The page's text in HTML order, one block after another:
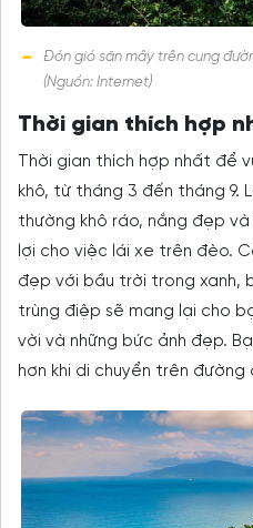
Đón gió săn mây trên cung
(Nguồn: Internet)
Thời gian thích hợp
Thời gian thích hợp nhất để
khô, từ tháng 3 đến tháng 9.
thường khô ráo, nắng đẹp
lợi cho việc lái xe trên đèo.
đẹp với bầu trời trong xanh,
trùng điệp sẽ mang lại cho
vời và những bức ảnh đẹp.
hơn khi di chuyển trên